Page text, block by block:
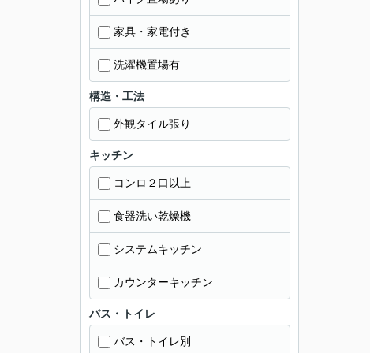
家具・家電付き
洗濯機置場有
構造・工法
外観タイル張り
キッチン
コンロ２口以上
食器洗い乾燥機
システムキッチン
カウンターキッチン
バス・トイレ
バス・トイレ別